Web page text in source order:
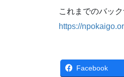
これまでのバッ
https://
Facebook